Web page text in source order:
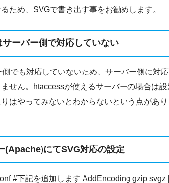
ため、SVGで書き出す事をお勧めします。
サーバー側で対応していない
でも対応していないため、サーバー側に対
せん。htaccessが使えるサーバーの場合は設
はやってみないとわからないという点があり
(Apache)にてSVG対応の設定
#下記を追加します AddEncoding gzip svgz